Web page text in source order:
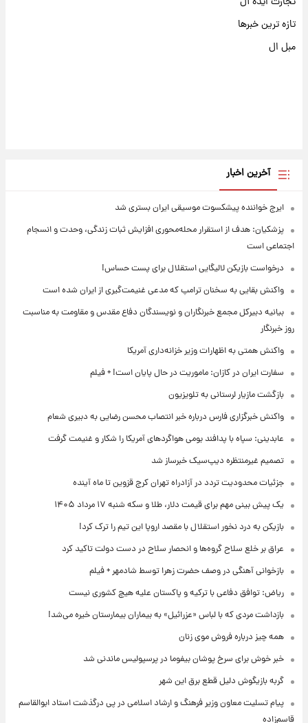
تازه ترین خبرها
مبل ال
آخرین اخبار
ایرج خواننده پیشکسوت موسیقی ایران بستری شد
پزشکیان: هدف از استقرار محله‌محوری افزایش ثبات زندگی، وحدت و انسجام
اجتماعی است
درخواست بازیکن لالیگایی استقلال برای پست حساس!
واکنش بقایی به سخنان ترامپ که مدعی غنیمت‌گیری از ایران شده است
بیانیه دبیرکل مجمع خبرنگاران و نویسندگان دفاع مقدس و مقاومت به مناسبت
روز خبرنگار
واکنش همتی به اظهارات وزیر خزانه‌داری آمریکا
سفارت ایران در کازان: ماموریت در حال پایان است! + فیلم
بازگشت مازیار لرستانی به تلویزیون
واکنش خبرگزاری فارس درباره خبر انتصاب محسن رضایی به دبیری شعام
عابدینی: سپاه با پدافند بومی هواگردهای آمریکا را شکار و غنیمت گرفت
تصمیم غیرمنتظره دیپ‌سیک خبرساز شد
جزئیات محدودیت تردد در آزادراه تهران کرج قزوین تا ماه آینده
یک پیش ‌بینی مهم برای قیمت دلار، طلا و سکه شنبه ۱۷ مرداد ۱۴۰۵
بازیکن به درد نخور استقلال با مقصد اروپا این تیم را ترک کرد!
عراق بر خلع سلاح گروه‌ها و انحصار سلاح در دست دولت تاکید کرد
بازخوانی آهنگی در وصف حضرت زهرا توسط شادمهر + فیلم
ریاض: توافق دفاعی با ترکیه و پاکستان علیه هیچ کشوری نیست
بازداشت مردی که با لباس «عزرائیل» به بیماران بیمارستان خیره می‌شد!
همه چیز درباره فروش موی زنان
خبر خوش برای سرخ پوشان بیفوما در پرسپولیس ماندنی شد
گربه بازیگوش دلیل قطع برق این شهر
پیام تسلیت معاون وزیر فرهنگ و ارشاد اسلامی در پی درگذشت استاد ابوالقاسم
قاسم‌زاده